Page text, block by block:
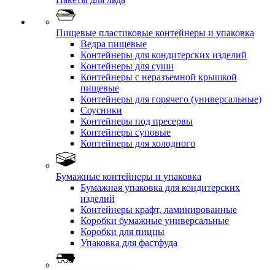
Пищевые пластиковые контейнеры и упаковка
Ведра пищевые
Контейнеры для кондитерских изделий
Контейнеры для суши
Контейнеры с неразъемной крышкой
пищевые
Контейнеры для горячего (универсальные)
Соусники
Контейнеры под пресервы
Контейнеры суповые
Контейнеры для холодного
Бумажные контейнеры и упаковка
Бумажная упаковка для кондитерских
изделий
Контейнеры крафт, ламинированные
Коробки бумажные универсальные
Коробки для пиццы
Упаковка для фастфуда